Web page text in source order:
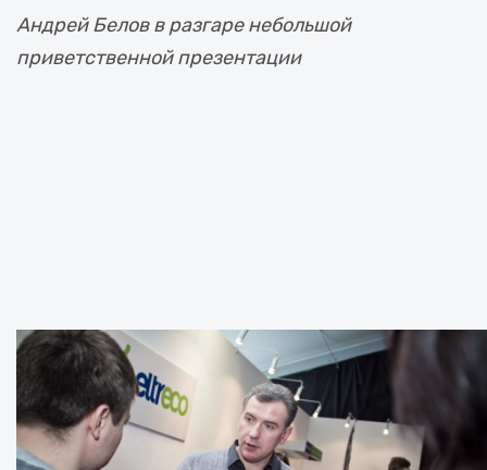
Андрей Белов в разгаре небольшой
приветственной презентации